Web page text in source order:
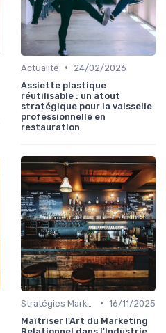
Actualité •
24/02/2026
Assiette plastique
réutilisable : un atout
stratégique pour la vaisselle
professionnelle en
restauration
• 16/11/2025
Maîtriser l'Art du Marketing